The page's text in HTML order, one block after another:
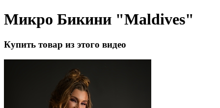
Микро Бикини "Maldives"
Купить товар из этого видео